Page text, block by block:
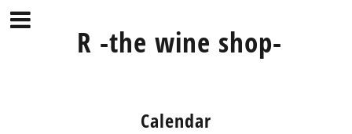
R -the wine shop-
Calendar